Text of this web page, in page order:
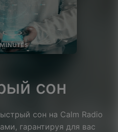
сон
сон на Calm Radio
гарантируя для вас